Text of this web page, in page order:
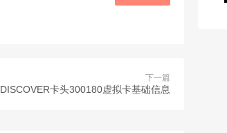
下一篇
DISCOVER卡头300180虚拟卡基础信息